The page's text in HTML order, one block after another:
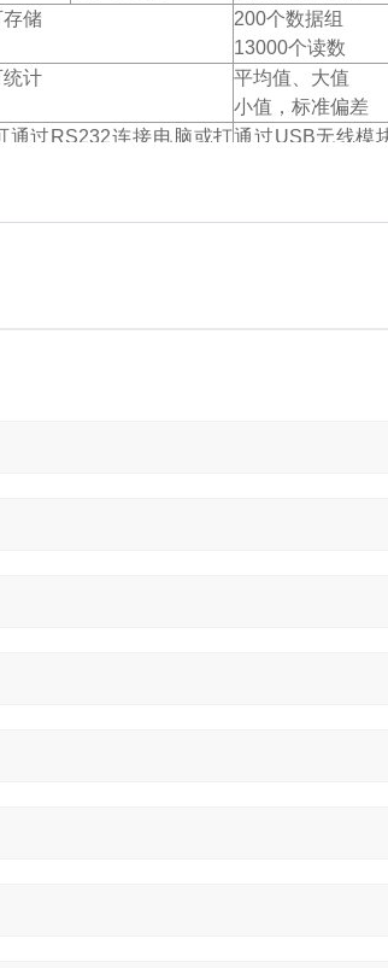
储
200个数据组
13000个读数
计
平均值、大值
小值，标准偏差
通过RS232连接电脑或打通过USB无线模